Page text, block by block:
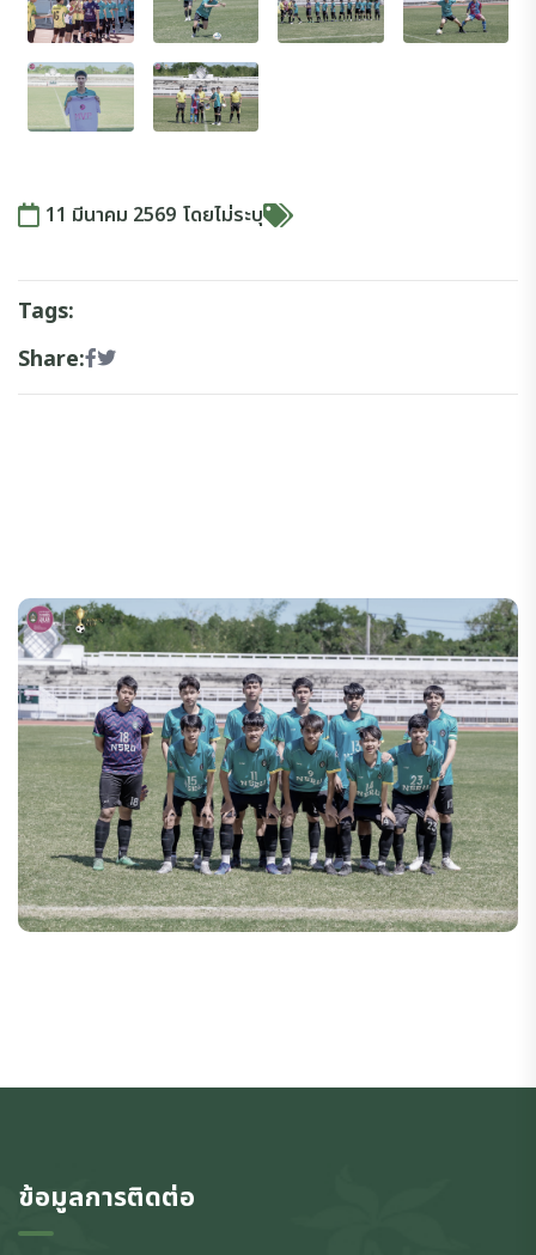
11 มีนาคม 2569 โดยไม่ระบุ
Tags:
Share:
ข้อมูลการติดต่อ